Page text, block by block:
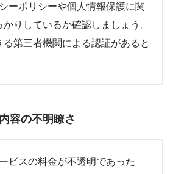
ーポリシーや個人情報保護に関
りしているか確認しましょう。
る第三者機関による認証があると
容の不明瞭さ
ビスの料金が不透明であった